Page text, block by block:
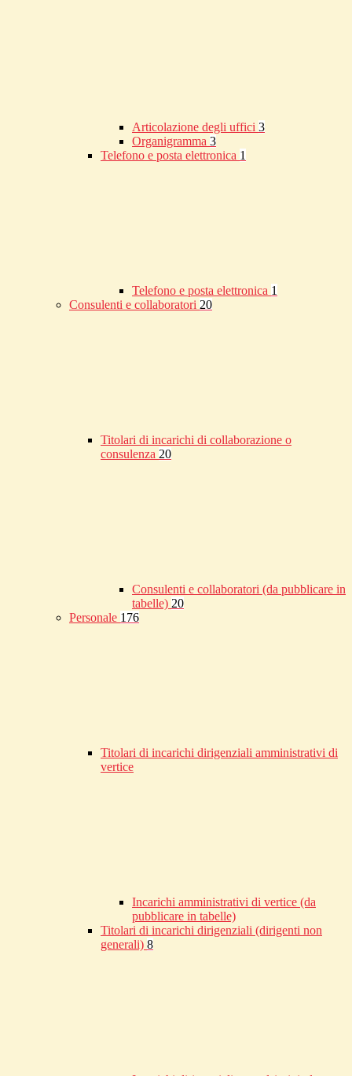
Articolazione degli uffici 3
Organigramma 3
Telefono e posta elettronica 1
Telefono e posta elettronica 1
Consulenti e collaboratori 20
Titolari di incarichi di collaborazione o
consulenza 20
Consulenti e collaboratori (da pubblicare in
tabelle) 20
Personale 176
Titolari di incarichi dirigenziali amministrativi di
vertice
Incarichi amministrativi di vertice (da
pubblicare in tabelle)
Titolari di incarichi dirigenziali (dirigenti non
generali) 8